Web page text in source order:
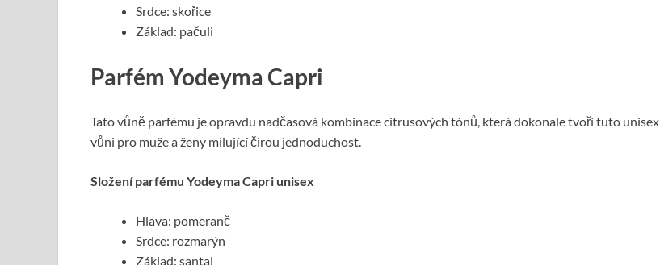
Srdce: skořice
Základ: pačuli
Parfém Yodeyma Capri
Tato vůně parfému je opravdu nadčasová kombinace citrusových tónů, která dokonale tvoří tuto unisex
vůni pro muže a ženy milující čirou jednoduchost.
Složení parfému Yodeyma Capri unisex
Hlava: pomeranč
Srdce: rozmarýn
Základ: santal